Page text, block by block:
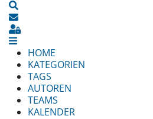
UPDATES ABONNIEREN
SIGN IN
HOME
KATEGORIEN
TAGS
AUTOREN
TEAMS
KALENDER